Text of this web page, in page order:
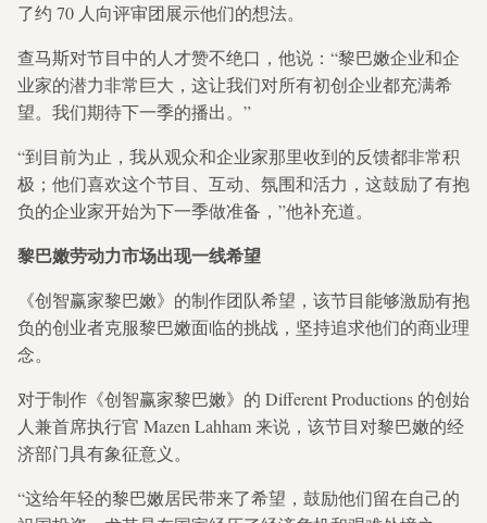
了约 70 人向评审团展示他们的想法。
查马斯对节目中的人才赞不绝口，他说：“黎巴嫩企业和企
业家的潜力非常巨大，这让我们对所有初创企业都充满希
望。我们期待下一季的播出。”
“到目前为止，我从观众和企业家那里收到的反馈都非常积
极；他们喜欢这个节目、互动、氛围和活力，这鼓励了有抱
负的企业家开始为下一季做准备，”他补充道。
黎巴嫩劳动力市场出现一线希望
《创智赢家黎巴嫩》的制作团队希望，该节目能够激励有抱
负的创业者克服黎巴嫩面临的挑战，坚持追求他们的商业理
念。
对于制作《创智赢家黎巴嫩》的 Different Productions 的创始
人兼首席执行官 Mazen Lahham 来说，该节目对黎巴嫩的经
济部门具有象征意义。
“这给年轻的黎巴嫩居民带来了希望，鼓励他们留在自己的